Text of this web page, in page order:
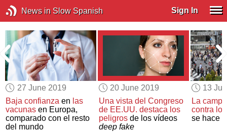
News in Slow Spanish Sign In
27 June 2019
Baja confianza en las
vacunas en Europa,
comparado con el resto
del mundo
20 June 2019
Una vista del Congreso
de EE.UU. destaca los
peligrosde los vídeos
deep fake
13
La
contra
se hace